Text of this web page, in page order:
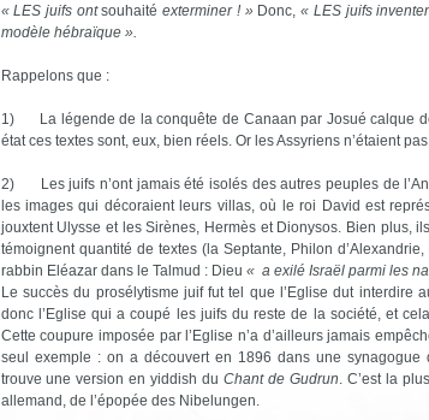
« LES juifs ontsouhaitéexterminer ! » Donc,« LES juifs
modèle hébraïque ».
Rappelons que :
1) La légende de la conquête de Canaan par Josué calque
état ces textes sont, eux, bien réels. Or les Assyriens n’étaient
2) Les juifs n’ont jamais été isolés des autres peuples de
les images qui décoraient leurs villas, où le roi David est
jouxtent Ulysse et les Sirènes, Hermès et Dionysos. Bien plus,
témoignent quantité de textes (la Septante, Philon
rabbin Eléazar dans le Talmud : Dieu « a exilé Israël parmi les
Le succès du prosélytisme juif fut tel que l’Eglise dut interdire
donc l’Eglise qui a coupé les juifs du reste de la société, et
Cette coupure imposée par l’Eglise n’a d’ailleurs jamais
seul exemple : on a découvert en 1896 dans une synagogue
trouve une version en yiddish duChant de Gudrun. C’est la
allemand, de l’épopée des Nibelungen.